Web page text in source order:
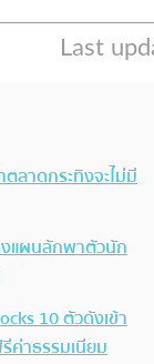
าดกระทิงจะไม่มี
แผนลักพาตัวนัก
10 ตัวดังเข้า
าธรรมเนียม